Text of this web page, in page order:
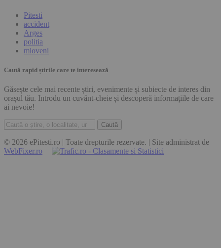
Pitesti
accident
Arges
politia
mioveni
Caută rapid știrile care te interesează
Găsește cele mai recente știri, evenimente și subiecte de interes din
orașul tău. Introdu un cuvânt-cheie și descoperă informațiile de care
ai nevoie!
Caută
© 2026 ePitesti.ro | Toate drepturile rezervate. | Site administrat de
WebFixer.ro